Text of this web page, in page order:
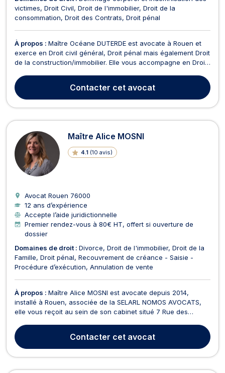
victimes Droit Civil Droit de l'immobilier Droit de la
consommation Droit des Contrats Droit pénal
À propos : Maître Océane DUTERDE est avocate à Rouen et
exerce en Droit civil général, Droit pénal mais également Droit
de la construction/immobilier. Elle vous accompagne en Droit
personnes, ou encore les litiges de la vie courante. En droit
pénal, Maitre DUTERDE vous assiste devan...
Contacter cet avocat
Maître Alice MOSNI
4.1 (10 avis)
Avocat Rouen 76000
12 ans d’expérience
Accepte l’aide juridictionnelle
Premier rendez-vous à 80€ HT, offert si ouverture de
dossier
Domaines de droit : Divorce Droit de l'immobilier Droit de la
Famille Droit pénal Recouvrement de créance - Saisie -
Procédure d’exécution Annulation de vente
À propos : Maître Alice MOSNI est avocate depuis 2014,
installé à Rouen, associée de la SELARL NOMOS AVOCATS,
elle vous reçoit au sein de son cabinet situé 7 Rue des
immobilières, droit de la famille et droit pénal. A ce titre elle
vous assiste et vous conseille en matière de saisie...
Contacter cet avocat